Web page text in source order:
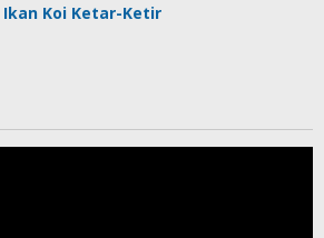
Ikan Koi Ketar-Ketir